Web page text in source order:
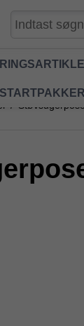
STARTPAKKER
/